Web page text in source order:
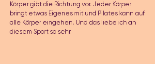
Körper gibt die Richtung vor. Jeder Körper
bringt etwas Eigenes mit und Pilates kann auf
alle Körper eingehen. Und das liebe ich an
diesem Sport so sehr.​